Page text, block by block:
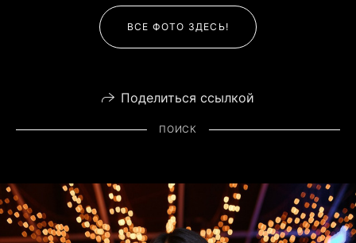
ВСЕ ФОТО ЗДЕСЬ!
Поделиться ссылкой
ПОИСК